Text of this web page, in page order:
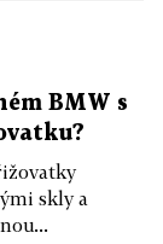
BMW s
skly a